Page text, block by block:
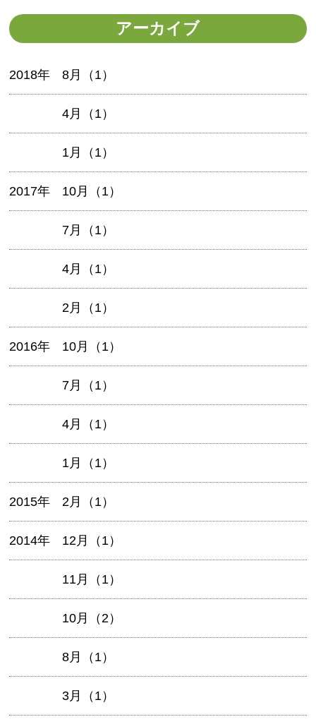
アーカイブ
2018年 8月（1）
4月（1）
1月（1）
2017年 10月（1）
7月（1）
4月（1）
2月（1）
2016年 10月（1）
7月（1）
4月（1）
1月（1）
2015年 2月（1）
2014年 12月（1）
11月（1）
10月（2）
8月（1）
3月（1）